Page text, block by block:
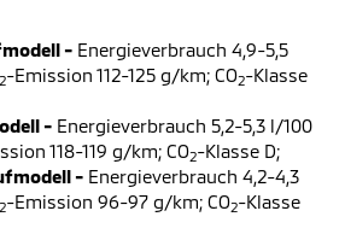
- Energieverbrauch 4,9-5,5
2-Emission 112-125 g/km; CO2-Klasse
- Energieverbrauch 5,2-5,3 l/100
118-119 g/km; CO2-Klasse D;
- Energieverbrauch 4,2-4,3
2-Emission 96-97 g/km; CO2-Klasse